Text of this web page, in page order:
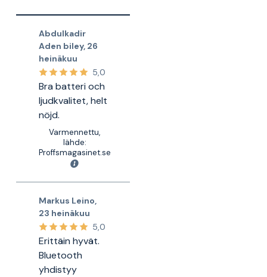
Abdulkadir
Aden biley, 26
heinäkuu
5,0
Bra batteri och
ljudkvalitet, helt
nöjd.
Varmennettu,
lähde:
Proffsmagasinet.se
Markus Leino,
23 heinäkuu
5,0
Erittäin hyvät.
Bluetooth
yhdistyy